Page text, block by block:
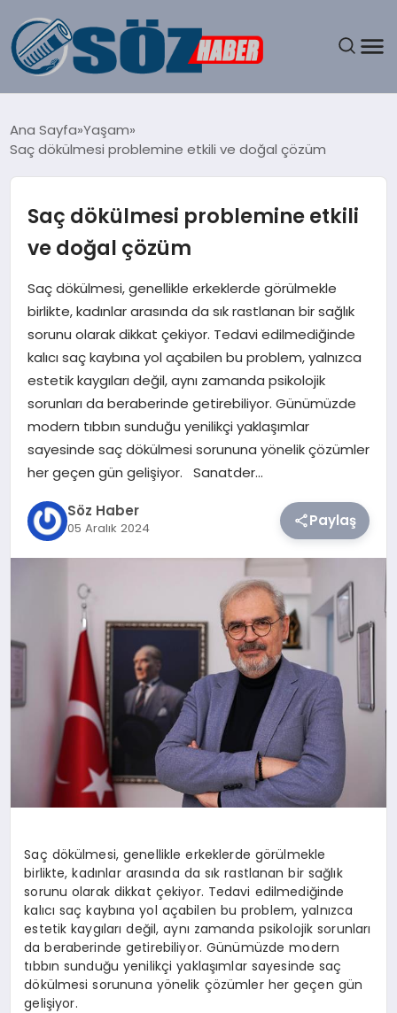
SPOR
MAGAZIN
EKONOMI
EĞITIM
SIYASET
YAŞAM
Ana Sayfa Yaşam
Saç dökülmesi problemine etkili ve doğal çözüm
Saç dökülmesi problemine etkili
ve doğal çözüm
Saç dökülmesi, genellikle erkeklerde görülmekle
birlikte, kadınlar arasında da sık rastlanan bir sağlık
sorunu olarak dikkat çekiyor. Tedavi edilmediğinde
kalıcı saç kaybına yol açabilen bu problem, yalnızca
estetik kaygıları değil, aynı zamanda psikolojik
sorunları da beraberinde getirebiliyor. Günümüzde
modern tıbbın sunduğu yenilikçi yaklaşımlar
sayesinde saç dökülmesi sorununa yönelik çözümler
her geçen gün gelişiyor. Sanatder…
Söz Haber
05 Aralık 2024 Paylaş
Saç dökülmesi, genellikle erkeklerde görülmekle
birlikte, kadınlar arasında da sık rastlanan bir sağlık
sorunu olarak dikkat çekiyor. Tedavi edilmediğinde
kalıcı saç kaybına yol açabilen bu problem, yalnızca
estetik kaygıları değil, aynı zamanda psikolojik sorunları
da beraberinde getirebiliyor. Günümüzde modern
tıbbın sunduğu yenilikçi yaklaşımlar sayesinde saç
dökülmesi sorununa yönelik çözümler her geçen gün
gelişiyor.